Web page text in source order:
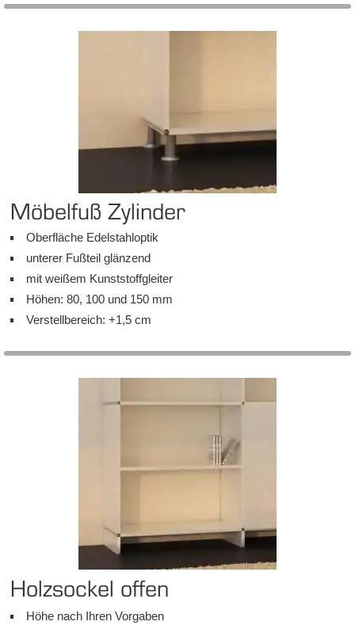
Mö­bel­fuß Zy­lin­der
Ober­flä­che Edel­stahl­op­tik
un­te­rer Fuß­teil glän­zend
mit weißem Kunst­stoff­glei­ter
Hö­hen: 80, 100 und 150 mm
Ver­stell­be­reich: +1,5 cm
Holz­so­ckel of­fen
Hö­he nach Ihren Vor­ga­ben